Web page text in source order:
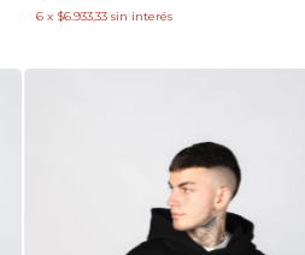
6 x $6.933,33 sin interés